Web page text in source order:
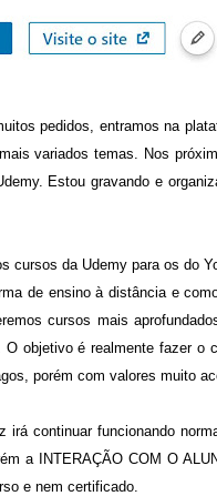
pedidos, entramos na
variados temas. Nos
Estou gravando e
cursos da Udemy para os do
de ensino à distância e
cursos mais
O objetivo é realmente fazer o
porém com valores muito
irá continuar funcionando
a INTERAÇÃO COM O
e nem certificado.